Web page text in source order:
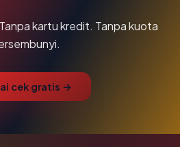
kartu kredit. Tanpa kuota
cek gratis →